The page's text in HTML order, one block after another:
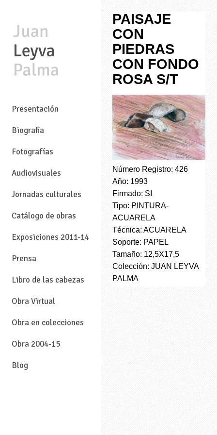
Presentación
Biografia
Fotografías
Audiovisuales
Jornadas culturales
Catálogo de obras
Exposiciones 2011-14
Prensa
Libro de las cabezas
Obra Virtual
Obra en colecciones
Obra 2004-15
Blog
PAISAJE
CON
PIEDRAS
CON FONDO
ROSA S/T
Número Registro: 426
Año: 1993
Firmado: SI
Tipo: PINTURA-
ACUARELA
Técnica: ACUARELA
Soporte: PAPEL
Tamaño: 12,5X17,5
Colección: JUAN LEYVA
PALMA